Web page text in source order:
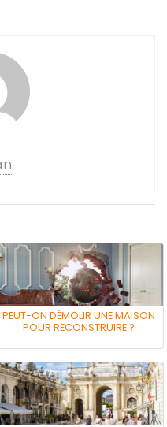
PEUT-ON DÉMOLIR UNE MAISON
POUR RECONSTRUIRE ?